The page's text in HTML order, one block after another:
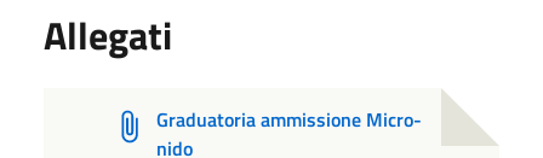
Allegati
Graduatoria ammissione Micro-
nido